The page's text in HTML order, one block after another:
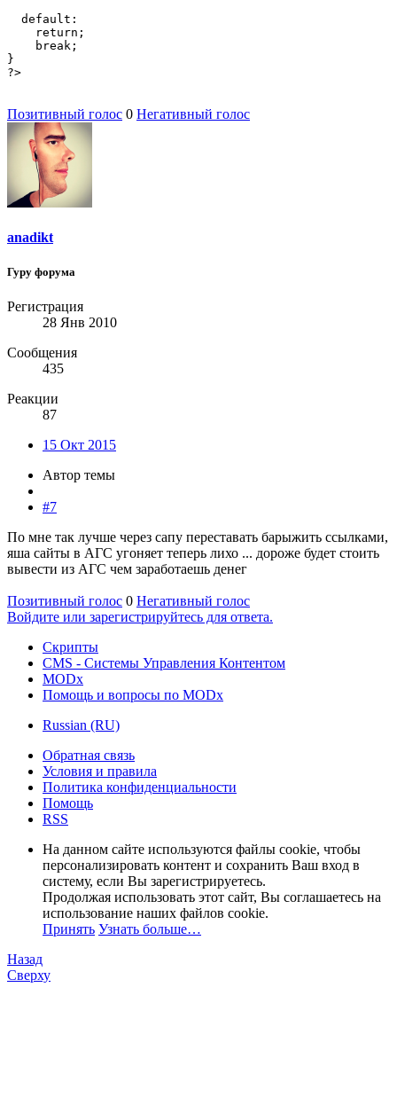
  default:
    return;
    break;
}
?>
Позитивный голос 0 Негативный голос
anadikt
Гуру форума
Регистрация
28 Янв 2010
Сообщения
435
Реакции
87
15 Окт 2015
Автор темы
#7
По мне так лучше через сапу переставать барыжить ссылками,
яша сайты в АГС угоняет теперь лихо ... дороже будет стоить
вывести из АГС чем заработаешь денег
Позитивный голос 0 Негативный голос
Войдите или зарегистрируйтесь для ответа.
Скрипты
CMS - Системы Управления Контентом
MODx
Помощь и вопросы по MODx
Russian (RU)
Обратная связь
Условия и правила
Политика конфиденциальности
Помощь
RSS
На данном сайте используются файлы cookie, чтобы
персонализировать контент и сохранить Ваш вход в
систему, если Вы зарегистрируетесь.
Продолжая использовать этот сайт, Вы соглашаетесь на
использование наших файлов cookie.
Принять Узнать больше…
Назад
Сверху